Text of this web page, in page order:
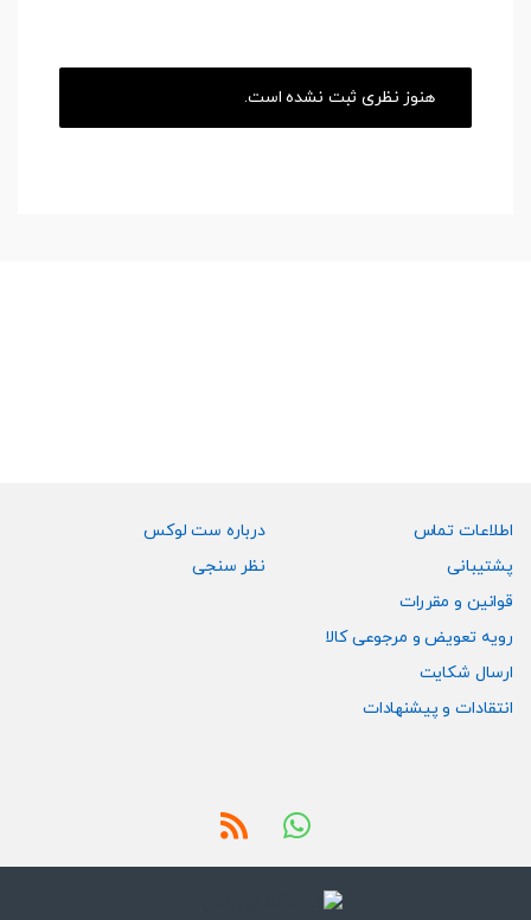
هنوز نظری ثبت نشده است.
اطلاعات تماس
پشتیبانی
قوانین و مقررات
رویه تعویض و مرجوعی کالا
ارسال شکایت
انتقادات و پیشنهادات
درباره ست لوکس
نظر سنجی